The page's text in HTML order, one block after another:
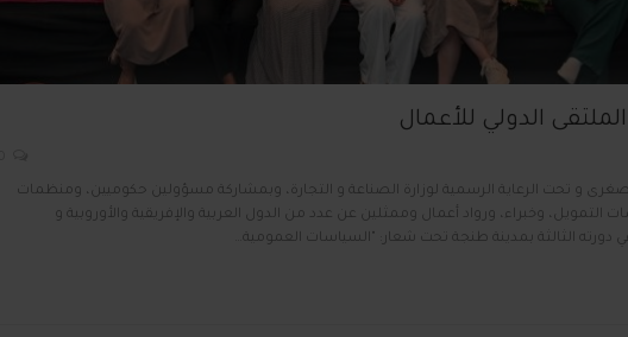
الدولي للأعمال
و تحت الرعاية الرسمية لوزارة الصناعة و التجارة، وبمشاركة مسؤولين حكوميين، ومنظمات
وخبراء، ورواد أعمال وممثلين عن عدد من الدول العربية والإفريقية والأوروبية و
دورته الثالثة بمدينة طنجة تحت شعار: "السياسات العمومية…